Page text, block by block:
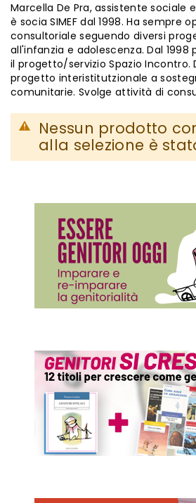
Marcella De Pra, assistente sociale
è socia SIMEF dal 1998. Ha sempre
consultoriale seguendo diversi
all'infanzia e adolescenza. Dal
il progetto/servizio Spazio Incontro.
progetto interistitutzionale a
comunitarie. Svolge attività di
Nessun prodotto
alla selezione è